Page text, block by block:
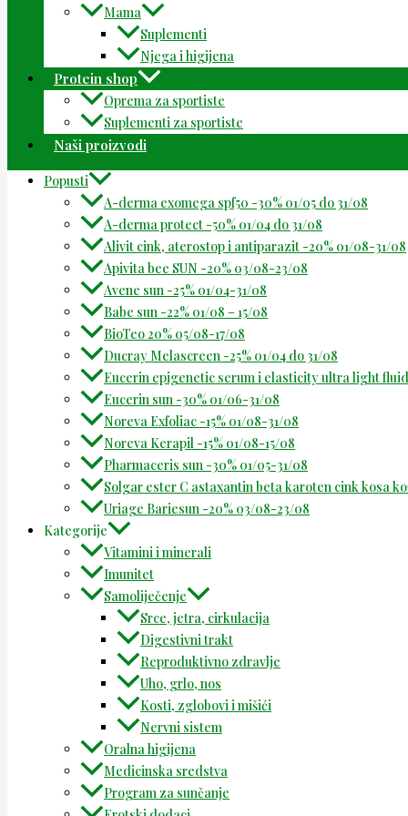
Mama
Suplementi
Njega i higijena
Protein shop
Oprema za sportiste
Suplementi za sportiste
Naši proizvodi
Popusti
A-derma exomega spf50 -30% 01/05 do 31/08
A-derma protect -50% 01/04 do 31/08
Alivit cink, aterostop i antiparazit -20% 01/08-31/08
Apivita bee SUN -20% 03/08-23/08
Avene sun -25% 01/04-31/08
Babe sun -22% 01/08 – 15/08
BioTeo 20% 05/08-17/08
Ducray Melascreen -25% 01/04 do 31/08
Eucerin epigenetic serum i elasticity ultra light
Eucerin sun -30% 01/06-31/08
Noreva Exfoliac -15% 01/08-31/08
Noreva Kerapil -15% 01/08-15/08
Pharmaceris sun -30% 01/05-31/08
Solgar ester C astaxantin beta karoten cink kosa
Uriage Bariesun -20% 03/08-23/08
Kategorije
Vitamini i minerali
Imunitet
Samoliječenje
Srce, jetra, cirkulacija
Digestivni trakt
Reproduktivno zdravlje
Uho, grlo, nos
Kosti, zglobovi i mišići
Nervni sistem
Oralna higijena
Medicinska sredstva
Program za sunčanje